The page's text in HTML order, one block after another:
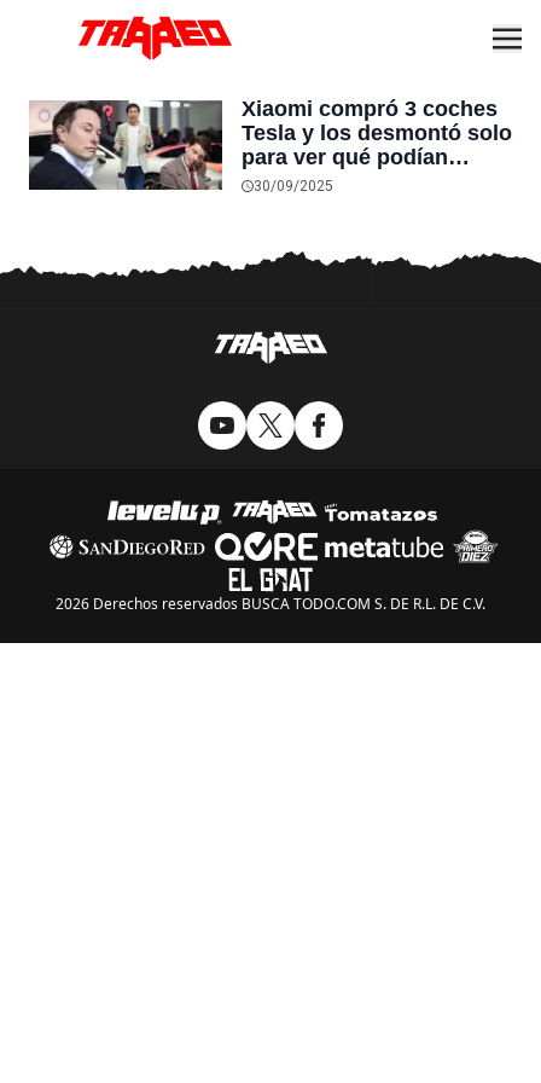
Xiaomi compró 3 coches
Tesla y los desmontó solo
para ver qué podían
mejorar en sus propios
30/09/2025
2026 Derechos reservados BUSCA TODO.COM S. DE R.L. DE C.V.